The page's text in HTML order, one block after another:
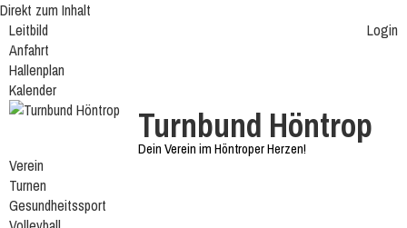
Direkt zum Inhalt
Login
Leitbild
Anfahrt
Hallenplan
Kalender
Turnbund Höntrop
Dein Verein im Höntroper Herzen!
Verein
Turnen
Gesundheitssport